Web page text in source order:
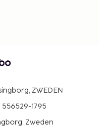
ZWEDEN
1795
Zweden